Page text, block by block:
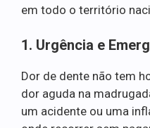
em todo o território
1. Urgência e
Dor de dente não tem
dor aguda na
um acidente ou uma